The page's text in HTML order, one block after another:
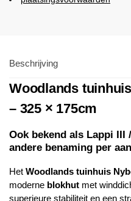
Beschrijving
Woodlands
– 325 × 175cm
Ook bekend als Lappi III
andere benaming per
Het Woodlands tuinhuis
moderne blokhut met
superieure stabiliteit en een